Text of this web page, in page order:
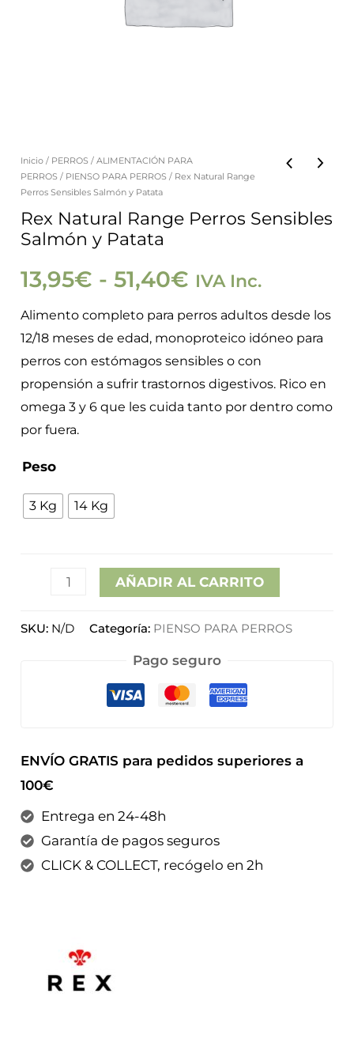
Inicio / PERROS /ALIMENTACIÓN PARA
PERROS / PIENSO PARA PERROS / Rex Natural Range
Perros Sensibles Salmón y Patata
Rex Natural Range Perros Sensibles
Salmón y Patata
13,95€ - 51,40€
Rango
de
desde
13,95€
hasta
51,40€
IVA Inc.
Alimento completo para perros adultos desde los
12/18 meses de edad, monoproteico idóneo para
perros con estómagos sensibles o con
propensión a sufrir trastornos digestivos. Rico en
omega 3 y 6 que les cuida tanto por dentro como
por fuera.
Peso
3 Kg 14 Kg
Rex
Natural
Range
Perros
Salmón
y
Patata
cantidad
AÑADIR AL CARRITO
SKU: N/D Categoría: PIENSO PARA PERROS
Pago seguro
ENVÍO GRATIS para pedidos superiores a
100€
Entrega en 24-48h
Garantía de pagos seguros
CLICK & COLLECT, recógelo en 2h